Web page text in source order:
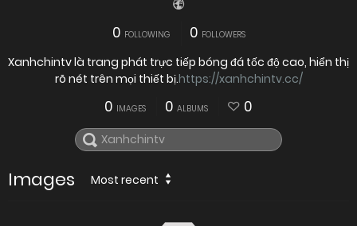
0 FOLLOWING 0 FOLLOWERS
Xanhchintv là trang phát trực tiếp bóng đá tốc độ cao, hiển thị
rõ nét trên mọi thiết bị.https://xanhchintv.cc/
0 IMAGES 0 ALBUMS 0
Images Most recent